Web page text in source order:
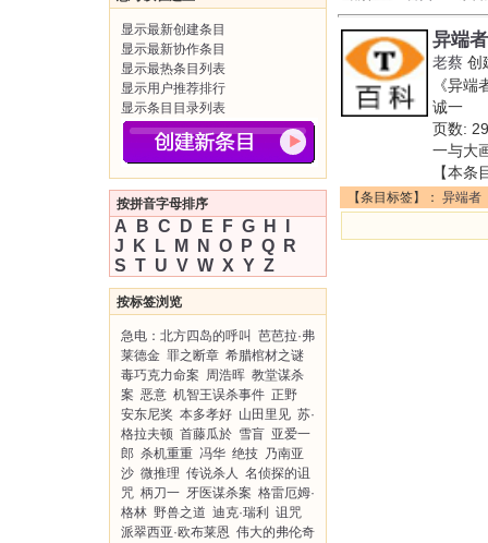
显示最新创建条目
显示最新协作条目
显示最热条目列表
显示用户推荐排行
显示条目目录列表
按拼音字母排序
A B C D E F G H
J
K L M N O P Q
R
S T U V W X Y Z
按标签浏览
急电：北方四岛的呼叫 芭芭拉·弗
莱德金 罪之断章 希腊棺材之谜
毒巧克力命案 周浩晖 教堂谋杀
案 恶意 机智王误杀事件 正野
安东尼奖 本多孝好 山田里见 苏·
格拉夫顿 首藤瓜於 雪盲 亚爱一
郎 杀机重重 冯华 绝技 乃南亚
沙 微推理 传说杀人 名侦探的诅
咒 柄刀一 牙医谋杀案 格雷厄姆·
格林 野兽之道 迪克·瑞利
诅咒
派翠西亚·欧布莱恩 伟大的弗伦奇
异端者
老蔡 创
《异
诚一
页数:
一与大
【本条
【条目标签】： 异端者